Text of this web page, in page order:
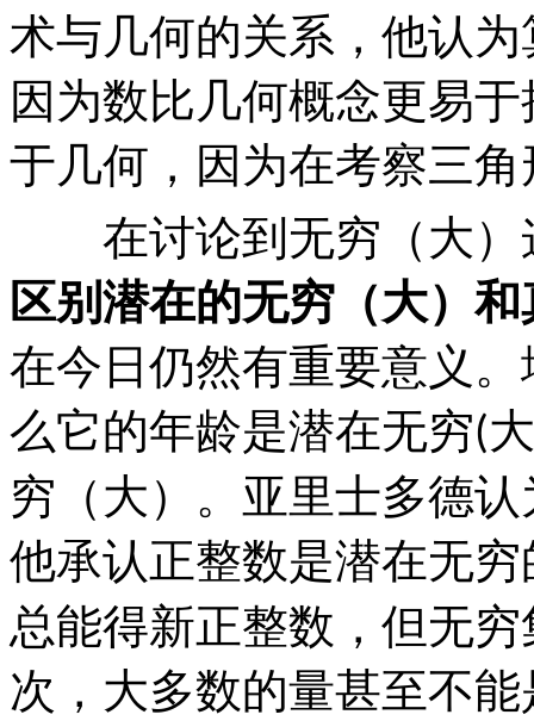
术与几何的关系，他认
因为数比几何概念更易
于几何，因为在考察三
在讨论到无穷（大）
区别潜在的无穷（大）
在今日仍然有重要意义
么它的年龄是潜在无穷(大
穷（大）。亚里士多德
他承认正整数是潜在无
总能得新正整数，但无
次，大多数的量甚至不